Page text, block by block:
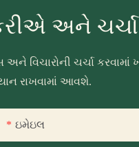
અને
વિચારોની ચર્ચા
રાખવામાં આવશે.
ઇમેઇલ